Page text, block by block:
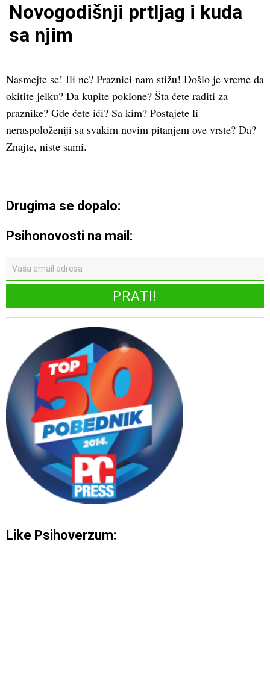
Novogodišnji prtljag i kuda
sa njim
Nasmejte se! Ili ne? Praznici nam stižu! Došlo je vreme da
okitite jelku? Da kupite poklone? Šta ćete raditi za
praznike? Gde ćete ići? Sa kim? Postajete li
neraspoloženiji sa svakim novim pitanjem ove vrste? Da?
Znajte, niste sami.
Drugima se dopalo:
Psihonovosti na mail:
Like Psihoverzum: